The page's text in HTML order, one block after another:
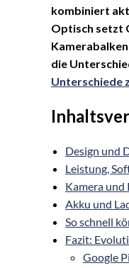
kombiniert
Optisch setzt
die
Unterschiede
Design und
Leistung,
Kamera
Akku und
So schnell
Fazit:
Google